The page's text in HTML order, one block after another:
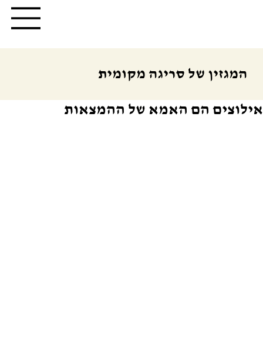
המגזין של סריגה מקומית
אילוצים הם האמא של ההמצאות